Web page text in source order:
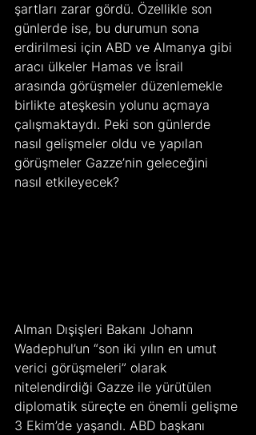
şartları zarar gördü. Özellikle son
günlerde ise, bu durumun sona
erdirilmesi için ABD ve Almanya gibi
aracı ülkeler Hamas ve İsrail
arasında görüşmeler düzenlemekle
birlikte ateşkesin yolunu açmaya
çalışmaktaydı. Peki son günlerde
nasıl gelişmeler oldu ve yapılan
görüşmeler Gazze’nin geleceğini
nasıl etkileyecek?
Alman Dışişleri Bakanı Johann
Wadephul’un “son iki yılın en umut
verici görüşmeleri” olarak
nitelendirdiği Gazze ile yürütülen
diplomatik süreçte en önemli gelişme
3 Ekim’de yaşandı. ABD başkanı